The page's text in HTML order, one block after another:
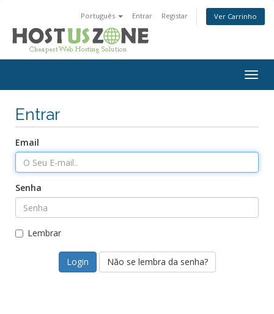
Português Entrar Registar Ver Carrinho
Entrar
Email
Senha
Lembrar
Não se lembra da senha?